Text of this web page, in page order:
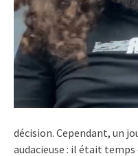
décision. Cependant, un
audacieuse : il était temps